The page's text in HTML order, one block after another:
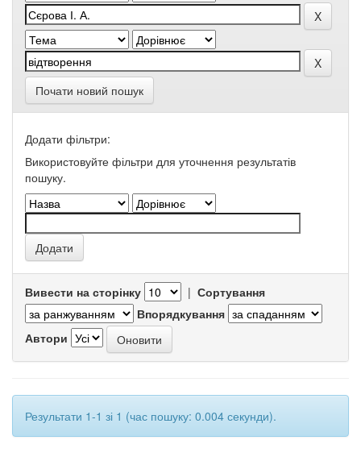
Почати новий пошук
Додати фільтри:
Використовуйте фільтри для уточнення результатів
пошуку.
Вивести на сторінку | Сортування
Впорядкування
Автори
Результати 1-1 зі 1 (час пошуку: 0.004 секунди).